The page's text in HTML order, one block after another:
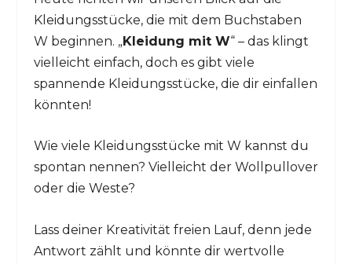
Kleidungsstücke, die mit dem Buchstaben
W beginnen. „Kleidung mit W“ – das klingt
vielleicht einfach, doch es gibt viele
spannende Kleidungsstücke, die dir einfallen
könnten!
Wie viele Kleidungsstücke mit W kannst du
spontan nennen? Vielleicht der Wollpullover
oder die Weste?
Lass deiner Kreativität freien Lauf, denn jede
Antwort zählt und könnte dir wertvolle